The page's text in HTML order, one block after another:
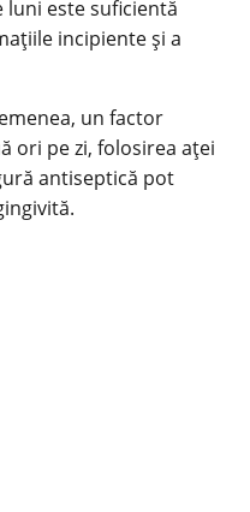
luni este suficientă
incipiente și a
un factor
ori pe zi, folosirea aței
antiseptică pot